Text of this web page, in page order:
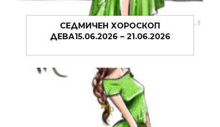
СЕДМИЧЕН ХОРОСКОП ДЕВА
08.06.2026 – 14.06.2026